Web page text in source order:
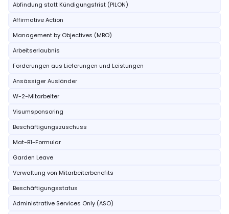
Abfindung statt Kündigungsfrist (PILON)
Affirmative Action
Management by Objectives (MBO)
Arbeitserlaubnis
Forderungen aus Lieferungen und Leistungen
Ansässiger Ausländer
W-2-Mitarbeiter
Visumsponsoring
Beschäftigungszuschuss
Mat-B1-Formular
Garden Leave
Verwaltung von Mitarbeiterbenefits
Beschäftigungsstatus
Administrative Services Only (ASO)